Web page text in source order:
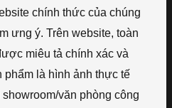
chính thức của chúng
ưng ý. Trên website, toàn
miêu tả chính xác và
phẩm là hình ảnh thực tế
văn phòng công